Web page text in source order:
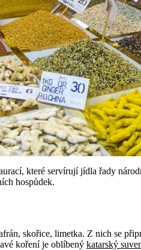
které servírují jídla řady
hospůdek.
skořice, limetka. Z nich se
koření je oblíbený katarský